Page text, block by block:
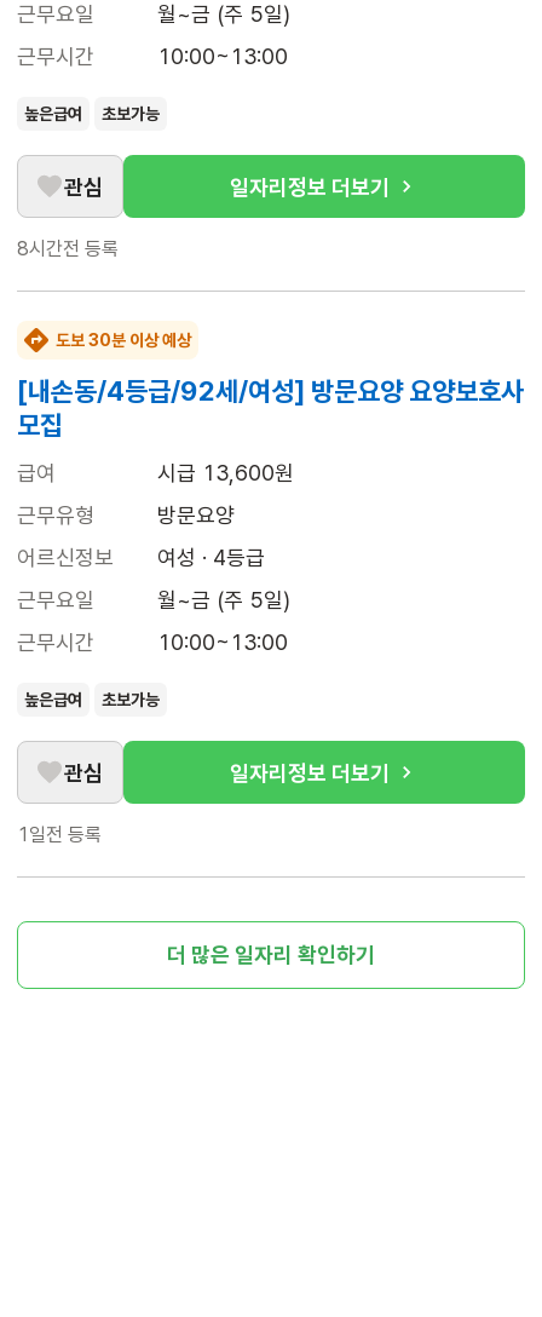
근무요일
월~금 (주 5일)
근무시간
10:00~13:00
높은급여 초보가능
관심 일자리정보 더보기
8시간전 등록
도보 30분 이상 예상
[내손동/4등급/92세/여성] 방문요양 요양보호사
모집
급여
시급 13,600원
근무유형
방문요양
어르신정보
여성 · 4등급
근무요일
월~금 (주 5일)
근무시간
10:00~13:00
높은급여 초보가능
관심 일자리정보 더보기
1일전 등록
더 많은 일자리 확인하기